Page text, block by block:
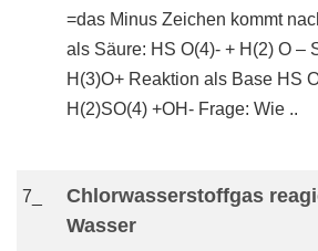
=das Minus Zeichen kommt
als Säure: HS O(4)- + H(2) O –
H(3)O+ Reaktion als Base HS
H(2)SO(4) +OH- Frage: Wie ..
7_
Chlorwasserstoffgas
Wasser